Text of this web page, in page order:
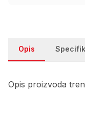
Opis
Opis proizvoda